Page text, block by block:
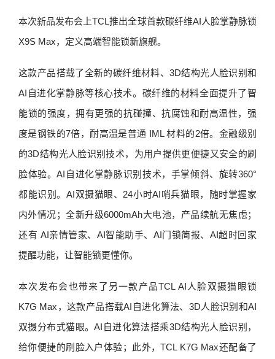
本次新品发布会上TCL推出全球首款碳纤维AI人脸掌静脉锁
X9S Max，定义高端智能锁新旗舰。
这款产品搭载了全新的碳纤维材料、3D结构光人脸识别和
AI自进化掌静脉等核心技术。碳纤维的材料全面提升了智
能锁的强度，拥有更强的抗碰撞、抗腐蚀和耐高温性，强
度是钢铁的7倍，耐高温是普通 IML 材料的2倍。金融级别
的3D结构光人脸识别技术，为用户提供更便捷又安全的刷
脸体验。AI自进化掌静脉识别技术，手掌倾斜、旋转360°
都能识别。AI双摄猫眼、24小时AI哨兵猫眼，随时掌握家
内外情况；全新升级6000mAh大电池，产品续航无焦虑；
还有 AI亲情管家、AI智能助手、AI门锁简报、AI超时回家
提醒功能，让智能锁更懂你。
本次发布会也带来了另一款产品TCL AI人脸双摄猫眼锁
K7G Max，这款产品搭载AI自进化算法、3D人脸识别和AI
双摄分布式猫眼。AI自进化算法搭乘3D结构光人脸识别，
给你便捷的刷脸入户体验；此外，TCL K7G Max还配备了